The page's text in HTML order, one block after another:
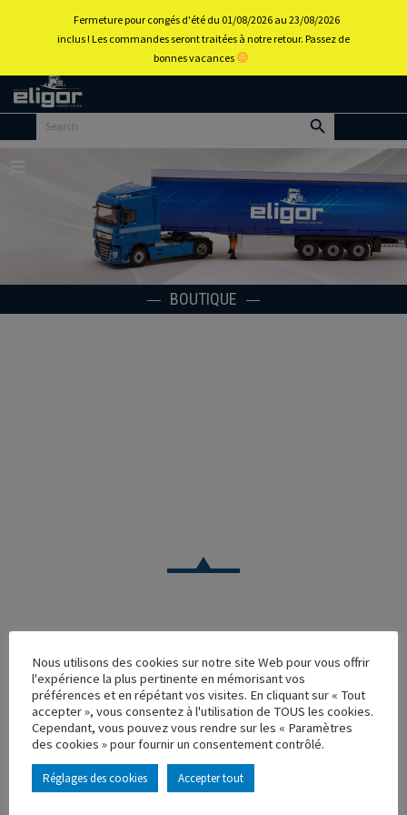
Retour
BOUTIQUE
CAMION
DAF XF106 SEMI TSE FRANCE
Réf. : 115883
Rupture de stock
Caractéristique principales :
Nous utilisons des cookies sur notre site Web pour vous offrir
l'expérience la plus pertinente en mémorisant vos
préférences et en répétant vos visites. En cliquant sur « Tout
accepter », vous consentez à l'utilisation de TOUS les cookies.
Cependant, vous pouvez vous rendre sur les « Paramètres
des cookies » pour fournir un consentement contrôlé.
Réglages des cookies Accepter tout
Fermeture pour congés d'été du 01/08/2026 au 23/08/2026
inclus ! Les commandes seront traitées à notre retour. Passez de
bonnes vacances